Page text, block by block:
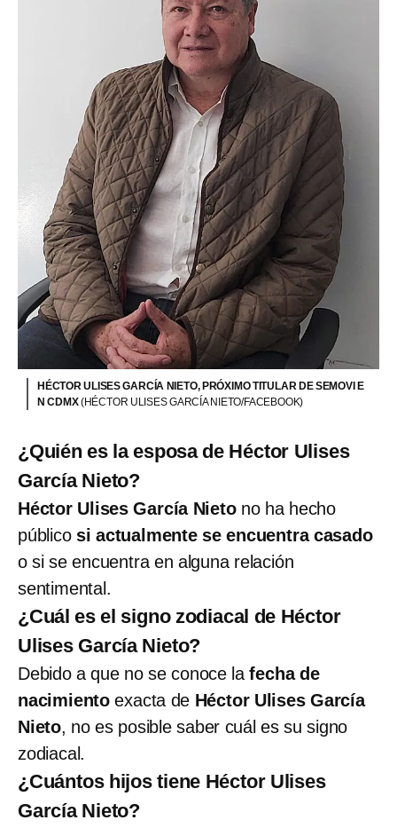
HÉCTOR ULISES GARCÍA NIETO, PRÓXIMO TITULAR DE SEMOVI E
N CDMX(HÉCTOR ULISES GARCÍA NIETO/FACEBOOK)
¿Quién es la esposa de Héctor Ulises
García Nieto?
Héctor Ulises García Nietono ha hecho
público si actualmente se encuentra casado
o si se encuentra en alguna relación
sentimental.
¿Cuál es el signo zodiacal de Héctor
Ulises García Nieto?
Debido a que no se conoce lafecha de
nacimiento exacta de Héctor Ulises García
Nieto, no es posible saber cuál es su signo
zodiacal.
¿Cuántos hijos tiene Héctor Ulises
García Nieto?